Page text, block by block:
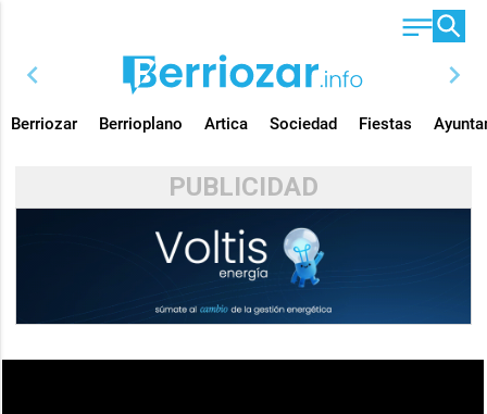
chevron_left chevron_right
Berriozar Berrioplano Artica Sociedad Fiestas
PUBLICIDAD